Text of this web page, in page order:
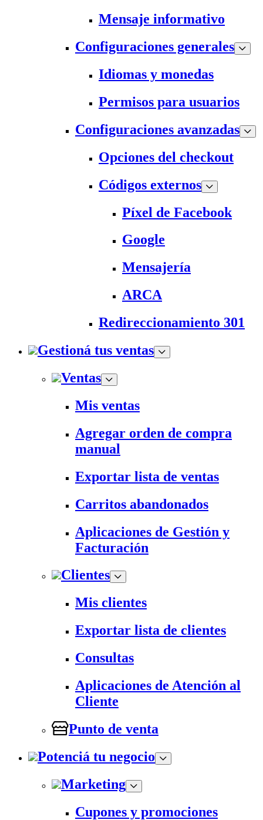
Mensaje informativo
Configuraciones generales
Idiomas y monedas
Permisos para usuarios
Configuraciones avanzadas
Opciones del checkout
Códigos externos
Píxel de Facebook
Google
Mensajería
ARCA
Redireccionamiento 301
Gestioná tus ventas
Ventas
Mis ventas
Agregar orden de compra
manual
Exportar lista de ventas
Carritos abandonados
Aplicaciones de Gestión y
Facturación
Clientes
Mis clientes
Exportar lista de clientes
Consultas
Aplicaciones de Atención al
Cliente
Punto de venta
Potenciá tu negocio
Marketing
Cupones y promociones